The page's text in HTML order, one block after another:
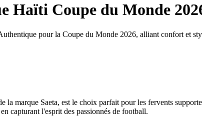
Coupe du Monde
pour la Coupe du Monde 2026, alliant confort et
marque Saeta, est le choix parfait pour les fervents
capturant l'esprit des passionnés de football.